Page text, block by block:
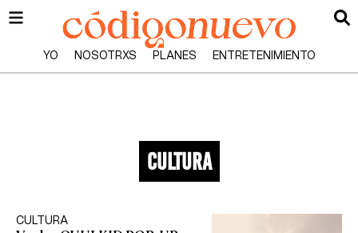
YO NOSOTRXS PLANES ENTRETENIMIENTO
cultura
CULTURA